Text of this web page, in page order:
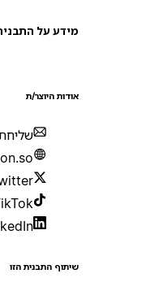
מידע על
אודות היוצר/ת
שיתוף התבנית הזו